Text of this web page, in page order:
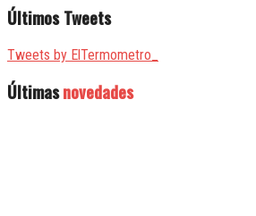
Últimos Tweets
Tweets by ElTermometro_
Últimasnovedades